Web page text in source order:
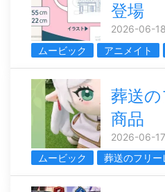
登場
2026-06-
ムービック
アニメイト
葬送
商品
2026-06-
ムービック
葬送のフリー